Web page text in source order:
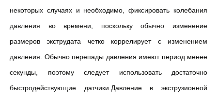
некоторых случаях и необходимо, фиксировать колебания
давления во времени, поскольку обычно изменение
размеров экструдата четко коррелирует с изменением
давления. Обычно перепады давления имеют период менее
секунды, поэтому следует использовать достаточно
быстродействующие датчики.Давление в экструзионной